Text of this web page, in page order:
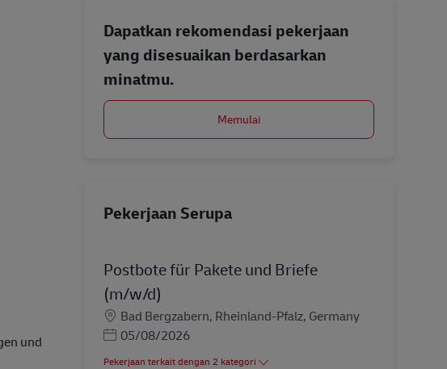
und
Dapatkan rekomendasi pekerjaan
yang disesuaikan berdasarkan
minatmu.
Memulai
Pekerjaan Serupa
Postbote für Pakete und Briefe
(m/w/d)
LokasiBad Bergzabern, Rheinland-Pfalz, Germany
Posted Date
05/08/2026
Pekerjaan terkait dengan 2 kategori